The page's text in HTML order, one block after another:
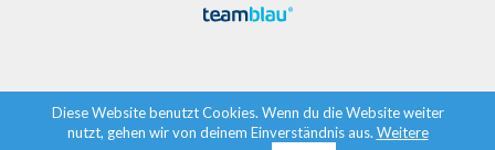
Diese Website benutzt Cookies. Wenn du die Website weiter
nutzt, gehen wir von deinem Einverständnis aus. Weitere